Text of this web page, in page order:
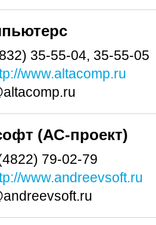
35-55-04, 35-55-05
www.altacomp.ru
(АС-проект)
79-02-79
www.andreevsoft.ru